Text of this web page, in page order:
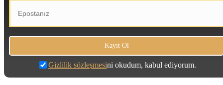
Gizlilik sözleşmesini okudum, kabul ediyorum.